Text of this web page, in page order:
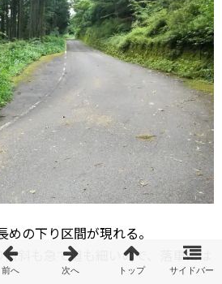
の下り区間が現れる。
斜も急で道も細いので、落車には